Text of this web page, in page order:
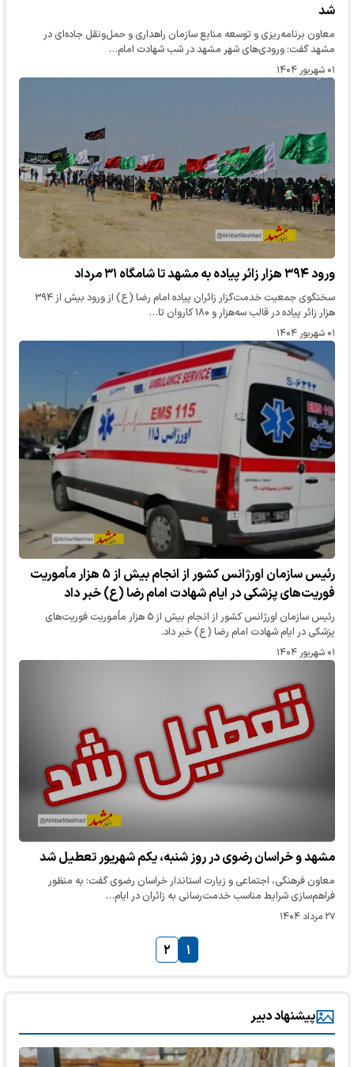
شد
معاون برنامه‌ریزی و توسعه منابع سازمان راهداری و حمل‌ونقل جاده‌ای در
مشهد گفت: ورودی‌های شهر مشهد در شب شهادت امام…
۰۱ شهریور ۱۴۰۴
ورود ۳۹۴ هزار زائر پیاده به مشهد تا شامگاه ۳۱ مرداد
سخنگوی جمعیت خدمت‌گزار زائران پیاده امام رضا (ع) از ورود بیش از ۳۹۴
هزار زائر پیاده در قالب سه‌هزار و ۱۸۰ کاروان تا…
۰۱ شهریور ۱۴۰۴
رئیس سازمان اورژانس کشور از انجام بیش از ۵ هزار مأموریت
فوریت‌های پزشکی در ایام شهادت امام رضا (ع) خبر داد
رئیس سازمان اورژانس کشور از انجام بیش از ۵ هزار مأموریت فوریت‌های
پزشکی در ایام شهادت امام رضا (ع) خبر داد.
۰۱ شهریور ۱۴۰۴
مشهد و خراسان رضوی در روز شنبه، یکم شهریور تعطیل شد
معاون فرهنگی، اجتماعی و زیارت استاندار خراسان رضوی گفت: به منظور
فراهم‌سازی شرایط مناسب خدمت‌رسانی به زائران در ایام…
۲۷ مرداد ۱۴۰۴
۱ ۲
پیشنهاد دبیر